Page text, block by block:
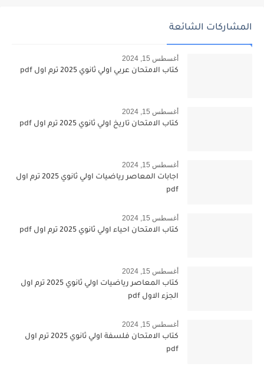
المشاركات الشائعة
أغسطس 15, 2024
كتاب الامتحان عربي اولي ثانوي 2025 ترم اول pdf
أغسطس 15, 2024
كتاب الامتحان تاريخ اولي ثانوي 2025 ترم اول pdf
أغسطس 15, 2024
اجابات المعاصر رياضيات اولي ثانوي 2025 ترم اول
pdf
أغسطس 15, 2024
كتاب الامتحان احياء اولي ثانوي 2025 ترم اول pdf
أغسطس 15, 2024
كتاب المعاصر رياضيات اولي ثانوي 2025 ترم اول
الجزء الاول pdf
أغسطس 15, 2024
كتاب الامتحان فلسفة اولي ثانوي 2025 ترم اول
pdf